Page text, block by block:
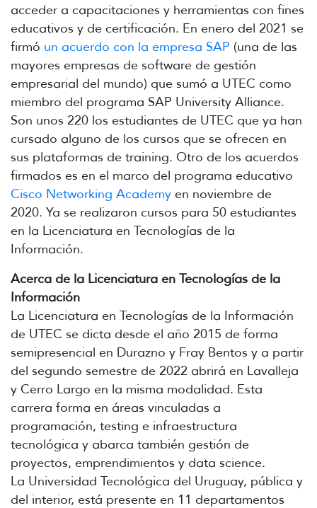
acceder a capacitaciones y herramientas con fines
educativos y de certificación. En enero del 2021 se
firmó un acuerdo con la empresa SAP (una de las
mayores empresas de software de gestión
empresarial del mundo) que sumó a UTEC como
miembro del programa SAP University Alliance.
Son unos 220 los estudiantes de UTEC que ya han
cursado alguno de los cursos que se ofrecen en
sus plataformas de training. Otro de los acuerdos
firmados es en el marco del programa educativo
Cisco Networking Academy en noviembre de
2020. Ya se realizaron cursos para 50 estudiantes
en la Licenciatura en Tecnologías de la
Información.
Acerca de la Licenciatura en Tecnologías de la
Información
La Licenciatura en Tecnologías de la Información
de UTEC se dicta desde el año 2015 de forma
semipresencial en Durazno y Fray Bentos y a partir
del segundo semestre de 2022 abrirá en Lavalleja
y Cerro Largo en la misma modalidad. Esta
carrera forma en áreas vinculadas a
programación, testing e infraestructura
tecnológica y abarca también gestión de
proyectos, emprendimientos y data science.
La Universidad Tecnológica del Uruguay, pública y
del interior, está presente en 11 departamentos